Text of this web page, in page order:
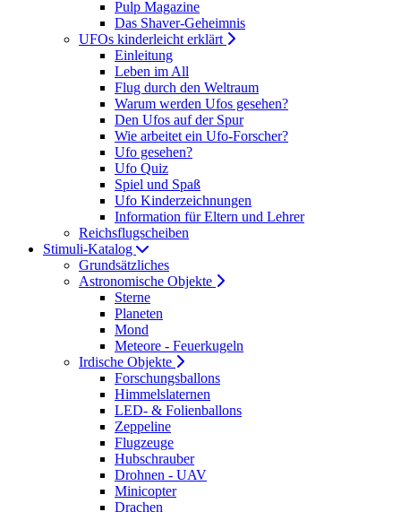
Pulp Magazine
Das Shaver-Geheimnis
UFOs kinderleicht erklärt
Einleitung
Leben im All
Flug durch den Weltraum
Warum werden Ufos gesehen?
Den Ufos auf der Spur
Wie arbeitet ein Ufo-Forscher?
Ufo gesehen?
Ufo Quiz
Spiel und Spaß
Ufo Kinderzeichnungen
Information für Eltern und Lehrer
Reichsflugscheiben
Stimuli-Katalog
Grundsätzliches
Astronomische Objekte
Sterne
Planeten
Mond
Meteore - Feuerkugeln
Irdische Objekte
Forschungsballons
Himmelslaternen
LED- & Folienballons
Zeppeline
Flugzeuge
Hubschrauber
Drohnen - UAV
Minicopter
Drachen